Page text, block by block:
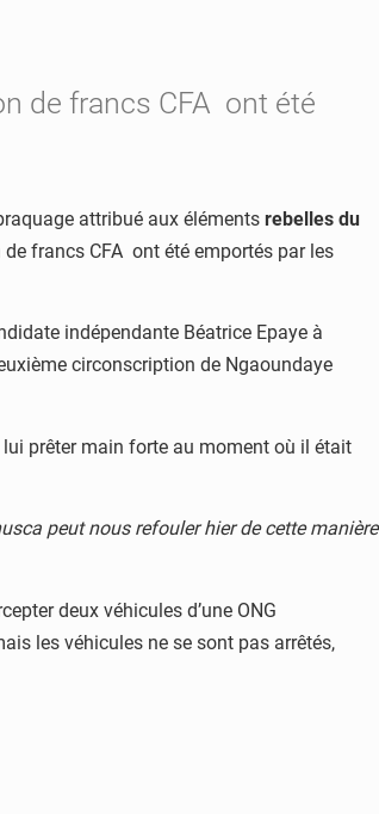
de francs CFA ont été
attribué aux éléments rebelles du
francs CFA ont été emportés par les
indépendante Béatrice Epaye à
circonscription de Ngaoundaye
prêter main forte au moment où il était
peut nous refouler hier de cette manière
deux véhicules d’une ONG
les véhicules ne se sont pas arrêtés,